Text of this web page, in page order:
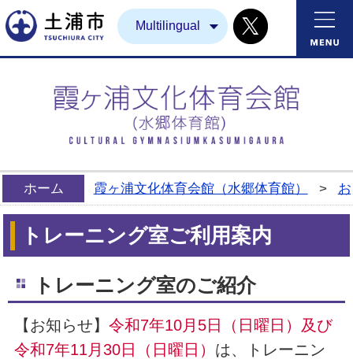
土浦市Multilingual Twitter
ホーム 霞ヶ浦文化体育会館（水郷体育館） >
トレーニング室ご利用案内
トレーニング室のご紹介
【お知らせ】 令和7年10月5日（日曜日）及び
令和7年11月30日（日曜日） は、トレーニン